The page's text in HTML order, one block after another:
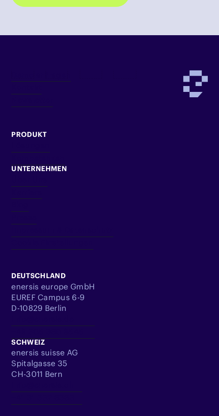
PRODUKT
UNTERNEHMEN
DEUTSCHLAND
enersis europe GmbH
EUREF Campus 6-9
D-10829 Berlin
SCHWEIZ
enersis suisse AG
Spitalgasse 35
CH-3011 Bern